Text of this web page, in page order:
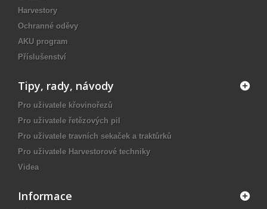
Harvestory
Ochranné oděvy
AKU program
Příslušenství
Tipy, rady, návody
Pro uživatele křovinořezů
Pro uživatele řetězových pil
Pro uživatele travních sekaček a traktůrků
Pro uživatele Harvestorové techniky
Videa
Informace